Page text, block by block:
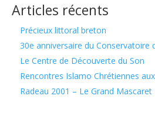
Articles récents
Précieux littoral breton
30e anniversaire du Conservatoire
Le Centre de Découverte du Son
Rencontres Islamo Chrétiennes
Radeau 2001 – Le Grand Mascaret